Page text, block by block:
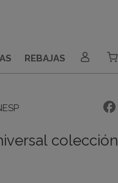
REBAJAS
colección